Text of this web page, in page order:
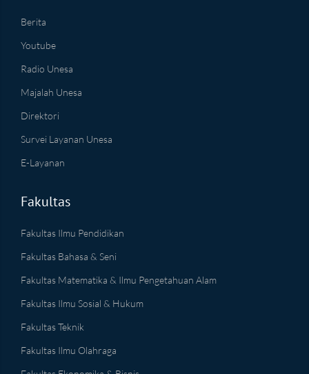
Berita
Youtube
Radio Unesa
Majalah Unesa
Direktori
Survei Layanan Unesa
E-Layanan
Fakultas
Fakultas Ilmu Pendidikan
Fakultas Bahasa & Seni
Fakultas Matematika & Ilmu Pengetahuan Alam
Fakultas Ilmu Sosial & Hukum
Fakultas Teknik
Fakultas Ilmu Olahraga